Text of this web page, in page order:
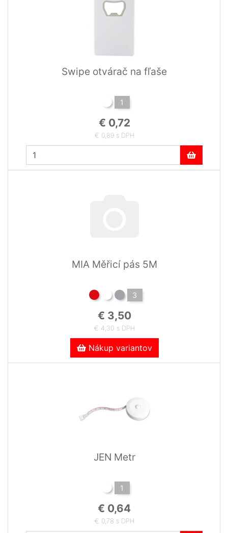
Swipe otvárač na fľaše
1
€ 0,72
€ 0,89 s DPH
MIA Měřicí pás 5M
3
€ 3,50
€ 4,30 s DPH
Nákup variantov
JEN Metr
1
€ 0,64
€ 0,78 s DPH